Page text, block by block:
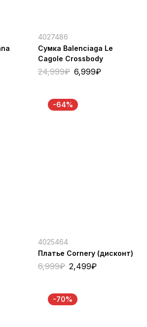
4027486
Сумка Balenciaga Le
Cagole Crossbody
24,999₽ 6,999₽
-64%
4025464
Платье Cornery (дисконт)
6,999₽ 2,499₽
-70%